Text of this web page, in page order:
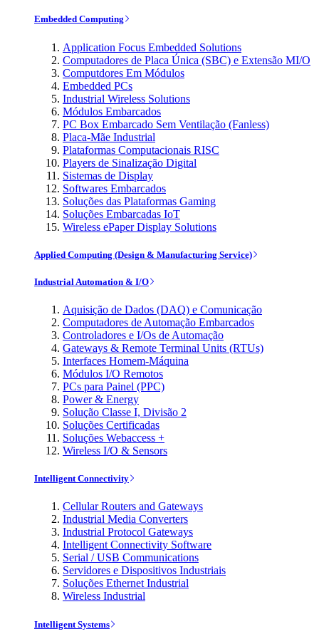
Embedded Computing
Application Focus Embedded Solutions
Computadores de Placa Única (SBC) e Extensão MI/O
Computdores Em Módulos
Embedded PCs
Industrial Wireless Solutions
Módulos Embarcados
PC Box Embarcado Sem Ventilação (Fanless)
Placa-Mãe Industrial
Plataformas Computacionais RISC
Players de Sinalização Digital
Sistemas de Display
Softwares Embarcados
Soluções das Plataformas Gaming
Soluções Embarcadas IoT
Wireless ePaper Display Solutions
Applied Computing (Design & Manufacturing Service)
Industrial Automation & I/O
Aquisição de Dados (DAQ) e Comunicação
Computadores de Automação Embarcados
Controladores e I/Os de Automação
Gateways & Remote Terminal Units (RTUs)
Interfaces Homem-Máquina
Módulos I/O Remotos
PCs para Painel (PPC)
Power & Energy
Solução Classe I, Divisão 2
Soluções Certificadas
Soluções Webaccess +
Wireless I/O & Sensors
Intelligent Connectivity
Cellular Routers and Gateways
Industrial Media Converters
Industrial Protocol Gateways
Intelligent Connectivity Software
Serial / USB Communications
Servidores e Dispositivos Industriais
Soluções Ethernet Industrial
Wireless Industrial
Intelligent Systems